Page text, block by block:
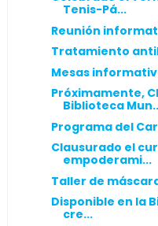
Tenis-Pá...
Reunión
Tratamiento
Mesas
Próximamente,
Biblioteca
Programa del
Clausurado el
empoderami...
Taller de
Disponible en la
cre...